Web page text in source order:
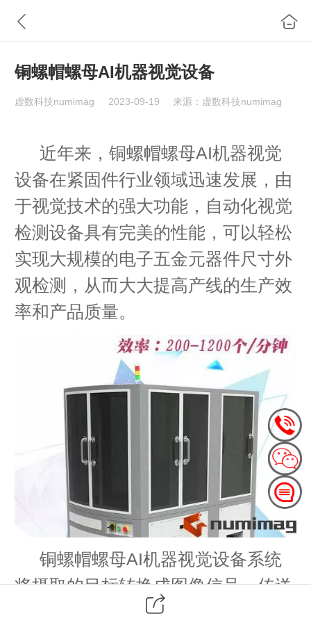
铜螺帽螺母AI机器视觉设备
虚数科技numimag 2023-09-19 来源：虚数科技numimag
近年来，铜螺帽螺母AI机器视觉
设备在紧固件行业领域迅速发展，由
于视觉技术的强大功能，自动化视觉
检测设备具有完美的性能，可以轻松
实现大规模的电子五金元器件尺寸外
观检测，从而大大提高产线的生产效
率和产品质量。
铜螺帽螺母AI机器视觉设备系统
将摄取的目标转换成图像信号，传送
到专用的铜螺帽螺母图像处理系统